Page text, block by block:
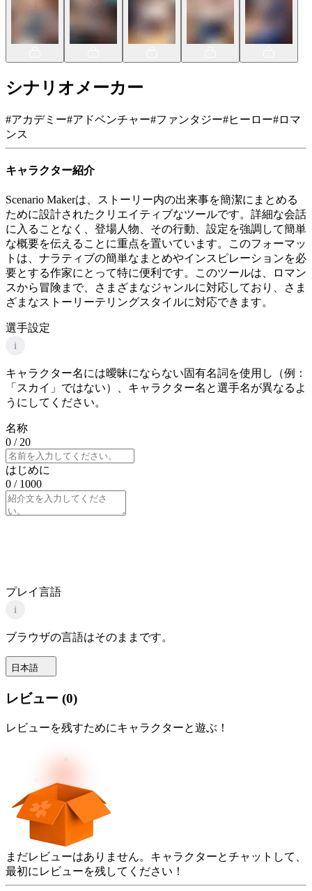
シナリオメーカー
#アカデミー#アドベンチャー#ファンタジー#ヒーロー#ロマ
ンス
キャラクター紹介
Scenario Makerは、ストーリー内の出来事を簡潔にまとめる
ために設計されたクリエイティブなツールです。詳細な会話
に入ることなく、登場人物、その行動、設定を強調して簡単
な概要を伝えることに重点を置いています。このフォーマッ
トは、ナラティブの簡単なまとめやインスピレーションを必
要とする作家にとって特に便利です。このツールは、ロマン
スから冒険まで、さまざまなジャンルに対応しており、さま
ざまなストーリーテリングスタイルに対応できます。
選手設定
i
キャラクター名には曖昧にならない固有名詞を使用し（例：
「スカイ」ではない）、キャラクター名と選手名が異なるよ
うにしてください。
名称
0 / 20
はじめに
0 / 1000
プレイ言語
i
ブラウザの言語はそのままです。
日本語
レビュー (0)
レビューを残すためにキャラクターと遊ぶ！
まだレビューはありません。キャラクターとチャットして、
最初にレビューを残してください！